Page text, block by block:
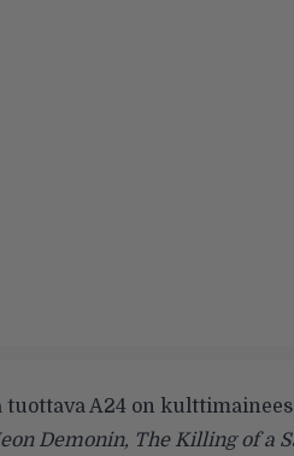
A24 on
Demonin, The Killing of a